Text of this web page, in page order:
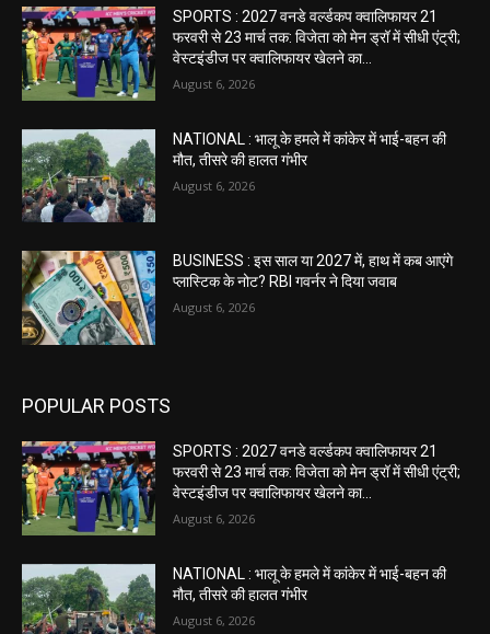
SPORTS : 2027 वनडे वर्ल्डकप क्वालिफायर 21
फरवरी से 23 मार्च तक: विजेता को मेन ड्रॉ में सीधी एंट्री;
वेस्टइंडीज पर क्वालिफायर खेलने का...
August 6, 2026
NATIONAL : भालू के हमले में कांकेर में भाई-बहन की
मौत, तीसरे की हालत गंभीर
August 6, 2026
BUSINESS : इस साल या 2027 में, हाथ में कब आएंगे
प्लास्टिक के नोट? RBI गवर्नर ने दिया जवाब
August 6, 2026
POPULAR POSTS
SPORTS : 2027 वनडे वर्ल्डकप क्वालिफायर 21
फरवरी से 23 मार्च तक: विजेता को मेन ड्रॉ में सीधी एंट्री;
वेस्टइंडीज पर क्वालिफायर खेलने का...
August 6, 2026
NATIONAL : भालू के हमले में कांकेर में भाई-बहन की
मौत, तीसरे की हालत गंभीर
August 6, 2026